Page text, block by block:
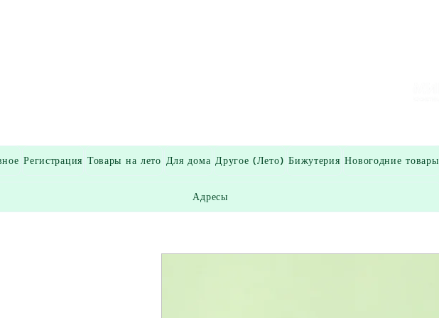
Регистрация Товары на лето Для дома Другое (Лето) Бижутерия Новогодние товары
Адресы